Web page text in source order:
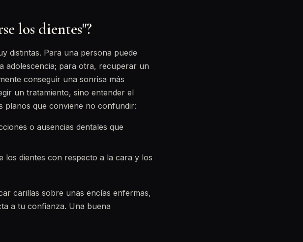
los dientes"?
distintas. Para una persona puede
adolescencia; para otra, recuperar un
conseguir una sonrisa más
un tratamiento, sino entender el
planos que conviene no confundir:
o ausencias dentales que
dientes con respecto a la cara y los
carillas sobre unas encías enfermas,
a tu confianza. Una buena